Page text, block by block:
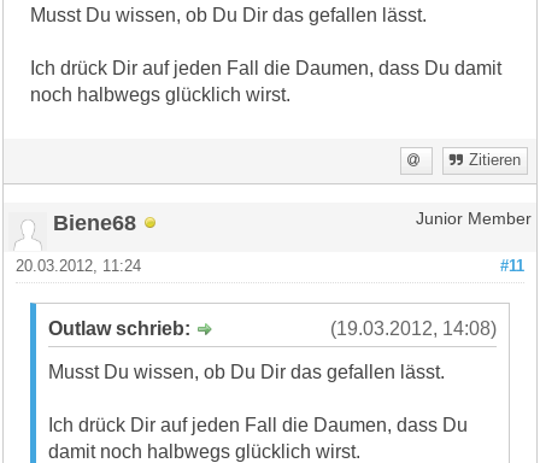
Musst Du wissen, ob Du Dir das gefallen lässt.
Ich drück Dir auf jeden Fall die Daumen, dass Du damit
noch halbwegs glücklich wirst.
Zitieren
Biene68 Junior Member
#11
20.03.2012, 11:24
(19.03.2012, 14:08)
Outlaw schrieb:
Musst Du wissen, ob Du Dir das gefallen lässt.
Ich drück Dir auf jeden Fall die Daumen, dass Du
damit noch halbwegs glücklich wirst.